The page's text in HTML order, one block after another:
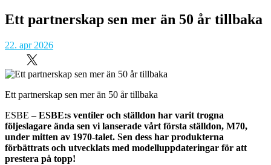
Ett partnerskap sen mer än 50 år tillbaka
22. apr 2026
Ett partnerskap sen mer än 50 år tillbaka
ESBE – ESBE:s ventiler och ställdon har varit trogna
följeslagare ända sen vi lanserade vårt första ställdon, M70,
under mitten av 1970-talet. Sen dess har produkterna
förbättrats och utvecklats med modelluppdateringar för att
prestera på topp!